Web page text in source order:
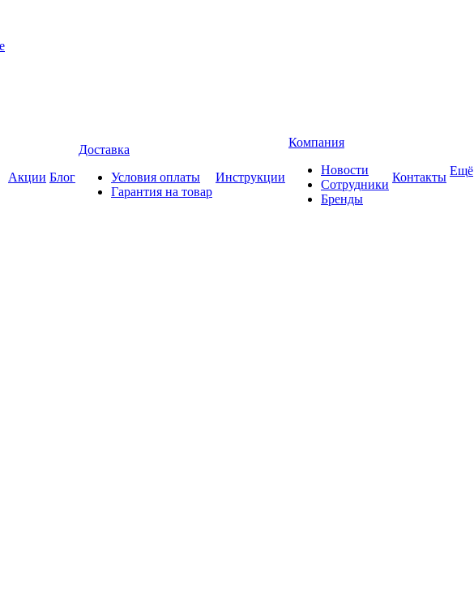
Акции Блог
Доставка
Условия оплаты
Гарантия на товар
Инструкции
Компания
Новости
Сотрудники
Бренды
Контакты Ещё